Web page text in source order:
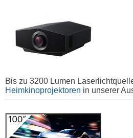
Bis zu 3200 Lumen
Heimkinoprojektoren in unserer